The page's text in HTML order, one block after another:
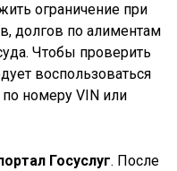
ограничение при
долгов по алиментам
Чтобы проверить
воспользоваться
номеру VIN или
Госуслуг. После